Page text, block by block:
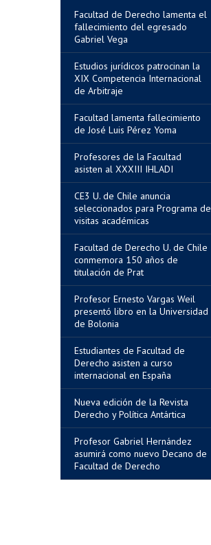
Facultad de Derecho lamenta el
fallecimiento del egresado
Gabriel Vega
Estudios jurídicos patrocinan la
XIX Competencia Internacional
de Arbitraje
Facultad lamenta fallecimiento
de José Luis Pérez Yoma
Profesores de la Facultad
asisten al XXXIII IHLADI
CE3 U. de Chile anuncia
seleccionados para Programa de
visitas académicas
Facultad de Derecho U. de Chile
conmemora 150 años de
titulación de Prat
Profesor Ernesto Vargas Weil
presentó libro en la Universidad
de Bolonia
Estudiantes de Facultad de
Derecho asisten a curso
internacional en España
Nueva edición de la Revista
Derecho y Política Antártica
Profesor Gabriel Hernández
asumirá como nuevo Decano de
Facultad de Derecho